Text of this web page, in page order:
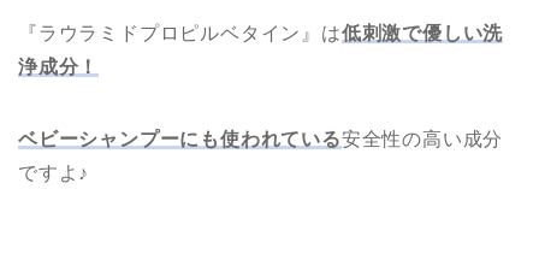
『ラウラミドプロピルベタイン』は低刺激で優しい洗
浄成分！
ベビーシャンプーにも使われている安全性の高い成分
ですよ♪